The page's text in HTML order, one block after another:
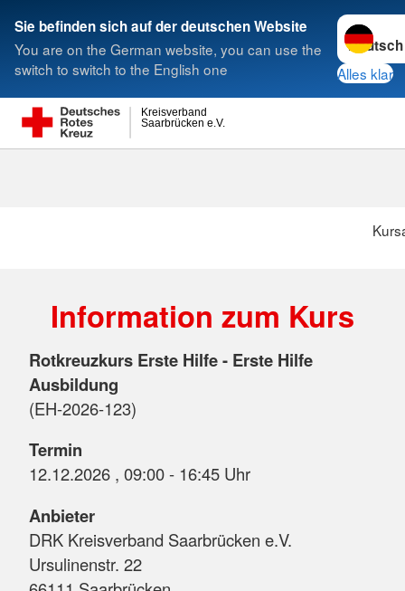
Sie befinden sich auf der deutschen Website
You are on the German website, you can use the
switch to switch to the English one
Sprache
Alles klar
Saarbrücken e.V.
Kreisverband
Suche
Information zum Kurs
Rotkreuzkurs Erste Hilfe - Erste Hilfe
Ausbildung
(EH-2026-123)
Termin
12.12.2026 , 09:00 - 16:45 Uhr
Anbieter
DRK Kreisverband Saarbrücken e.V.
Ursulinenstr. 22